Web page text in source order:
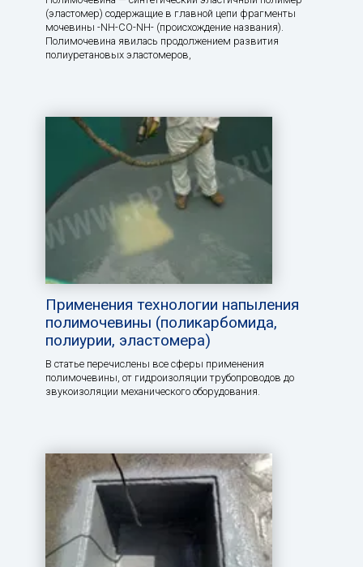
(эластомер) содержащие в главной цепи фрагменты
мочевины -NH-CO-NH- (происхождение названия).
Полимочевина явилась продолжением развития
полиуретановых эластомеров,
Применения технологии напыления
полимочевины (поликарбомида,
полиурии, эластомера)
В статье перечислены все сферы применения
полимочевины, от гидроизоляции трубопроводов до
звукоизоляции механического оборудования.